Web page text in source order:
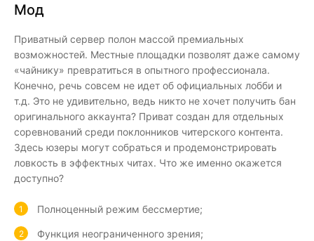
Мод
Приватный сервер полон массой премиальных
возможностей. Местные площадки позволят даже самому
«чайнику» превратиться в опытного профессионала.
Конечно, речь совсем не идет об официальных лобби и
т.д. Это не удивительно, ведь никто не хочет получить бан
оригинального аккаунта? Приват создан для отдельных
соревнований среди поклонников читерского контента.
Здесь юзеры могут собраться и продемонстрировать
ловкость в эффектных читах. Что же именно окажется
доступно?
Полноценный режим бессмертие;
Функция неограниченного зрения;